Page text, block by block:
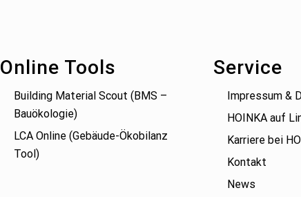
Online Tools
Building Material Scout (BMS –
Bauökologie)
LCA Online (Gebäude-Ökobilanz
Tool)
Service
Impressum &
HOINKA auf
Karriere bei
Kontakt
News